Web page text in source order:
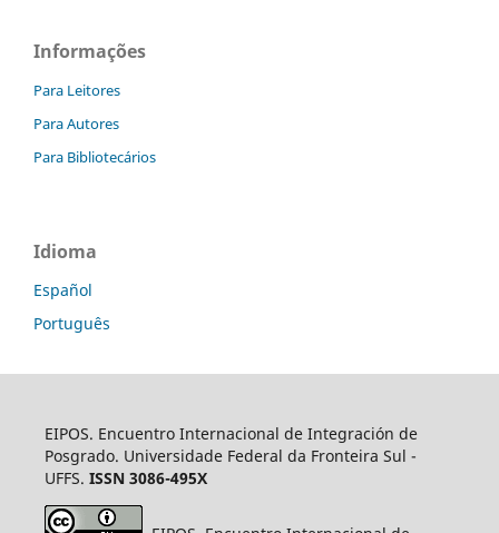
Informações
Para Leitores
Para Autores
Para Bibliotecários
Idioma
Español
Português
EIPOS. Encuentro Internacional de Integración de
Posgrado. Universidade Federal da Fronteira Sul -
UFFS. ISSN 3086-495X